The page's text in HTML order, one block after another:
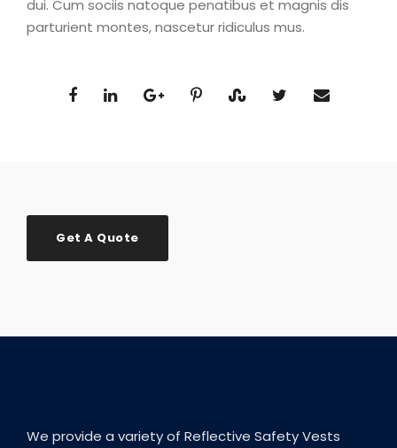
dui. Cum sociis natoque penatibus et magnis dis
parturient montes, nascetur ridiculus mus.
Get A Quote
We provide a variety of Reflective Safety Vests